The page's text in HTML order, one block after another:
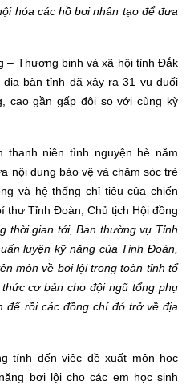
hóa các hồ bơi nhân tạo để đưa
– Thương binh và xã hội tỉnh Đắk
bàn tỉnh đã xảy ra 31 vụ đuối
cao gần gấp đôi so với cùng kỳ
thanh niên tình nguyện hè năm
nội dung bảo vệ và chăm sóc trẻ
và hệ thống chỉ tiêu của chiến
thư Tỉnh Đoàn, Chủ tịch Hội đồng
thời gian tới, Ban thường vụ Tỉnh
luyện kỹ năng của Tỉnh Đoàn,
môn về bơi lội trong toàn tỉnh tổ
cơ bản cho đội ngũ tổng phụ
để rồi các đồng chí đó trở về địa
tính đến việc đề xuất môn học
bơi lội cho các em học sinh